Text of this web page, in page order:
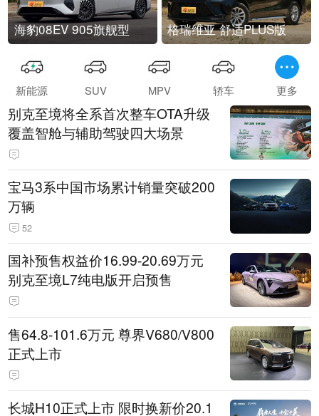
海豹08EV 905旗舰型 格瑞维亚 舒适PLUS版
新能源 SUV MPV 轿车 更多
别克至境将全系首次整车OTA升级
覆盖智舱与辅助驾驶四大场景
宝马3系中国市场累计销量突破200
万辆
52
国补预售权益价16.99-20.69万元
别克至境L7纯电版开启预售
售64.8-101.6万元 尊界V680/V800
正式上市
长城H10正式上市 限时换新价20.1